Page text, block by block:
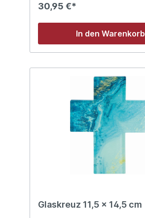
30,95 €*
In den Warenkorb
Glaskreuz 11,5 x 14,5 cm